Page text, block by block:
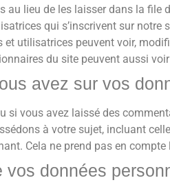
au lieu de les laisser dans la file
qui s’inscrivent sur
utilisatrices peuvent voir,
du site peuvent aussi
avez sur vos
si vous avez laissé des
à votre sujet, incluant
Cela ne prend pas en
vos données